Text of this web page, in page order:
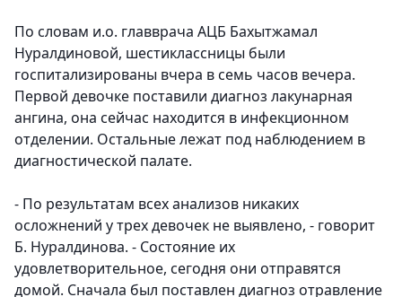
По словам и.о. главврача АЦБ Бахытжамал
Нуралдиновой, шестиклассницы были
госпитализированы вчера в семь часов вечера.
Первой девочке поставили диагноз лакунарная
ангина, она сейчас находится в инфекционном
отделении. Остальные лежат под наблюдением в
диагностической палате.
- По результатам всех анализов никаких
осложнений у трех девочек не выявлено, - говорит
Б. Нуралдинова. - Состояние их
удовлетворительное, сегодня они отправятся
домой. Сначала был поставлен диагноз отравление